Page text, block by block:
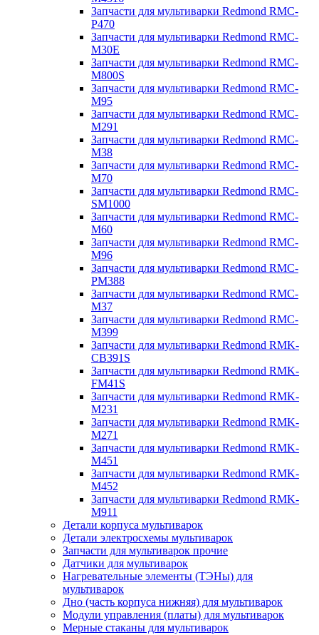
Запчасти для мультиварки Redmond RMC-
P470
Запчасти для мультиварки Redmond RMC-
M30E
Запчасти для мультиварки Redmond RMC-
M800S
Запчасти для мультиварки Redmond RMC-
M95
Запчасти для мультиварки Redmond RMC-
M291
Запчасти для мультиварки Redmond RMC-
M38
Запчасти для мультиварки Redmond RMC-
M70
Запчасти для мультиварки Redmond RMC-
SM1000
Запчасти для мультиварки Redmond RMC-
M60
Запчасти для мультиварки Redmond RMC-
M96
Запчасти для мультиварки Redmond RMC-
PM388
Запчасти для мультиварки Redmond RMC-
M37
Запчасти для мультиварки Redmond RMC-
M399
Запчасти для мультиварки Redmond RMK-
CB391S
Запчасти для мультиварки Redmond RMK-
FM41S
Запчасти для мультиварки Redmond RMK-
M231
Запчасти для мультиварки Redmond RMK-
M271
Запчасти для мультиварки Redmond RMK-
M451
Запчасти для мультиварки Redmond RMK-
M452
Запчасти для мультиварки Redmond RMK-
M911
Детали корпуса мультиварок
Детали электросхемы мультиварок
Запчасти для мультиварок прочие
Датчики для мультиварок
Нагревательные элементы (ТЭНы) для
мультиварок
Дно (часть корпуса нижняя) для мультиварок
Модули управления (платы) для мультиварок
Мерные стаканы для мультиварок